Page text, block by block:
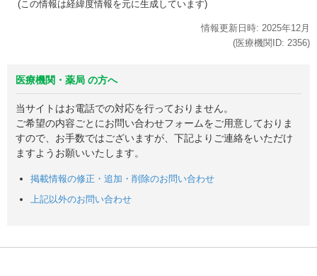
(この情報は経緯度情報を元に生成しています)
情報更新日時: 2025年12月
(医療機関ID: 2356)
医療機関・薬局 の方へ
当サイトはお電話での対応を行っておりません。
ご希望の内容ごとにお問い合わせフォームをご用意しておりま
すので、お手数ではございますが、下記よりご連絡をいただけ
ますようお願いいたします。
掲載情報の修正・追加・削除のお問い合わせ
上記以外のお問い合わせ